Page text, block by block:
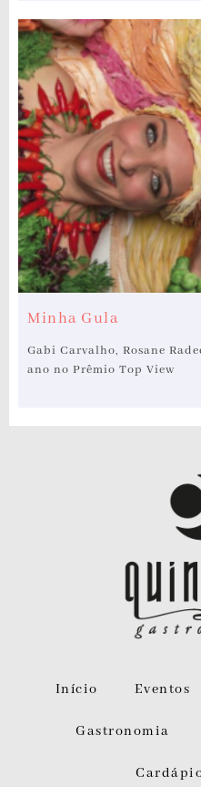
Minha Gula
Gabi Carvalho, Rosane
ano no Prêmio Top View
Início Eventos
Gastronomia